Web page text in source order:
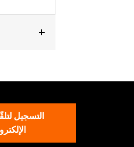
التسجيل